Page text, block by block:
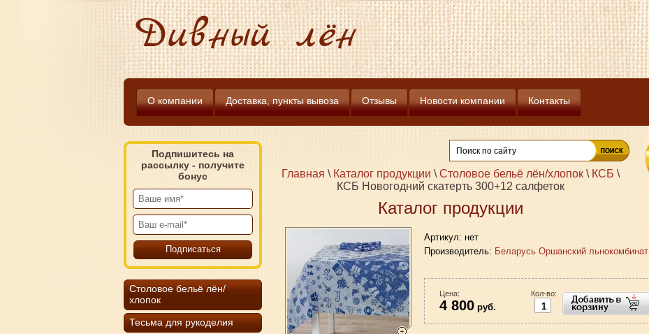
Дивный лён
О компании Доставка, пункты вывоза Отзывы Новости компании Контакты
Подпишитесь на
рассылку - получите
бонус
Столовое бельё лён/
хлопок
Тесьма для рукоделия
Главная \ Каталог продукции \ Столовое бельё лён/хлопок \ КСБ \
КСБ Новогодний скатерть 300+12 салфеток
Каталог продукции
Артикул: нет
Производитель: Беларусь Оршанский льнокомбинат
Кол-во:
Цена:
4 800 руб.